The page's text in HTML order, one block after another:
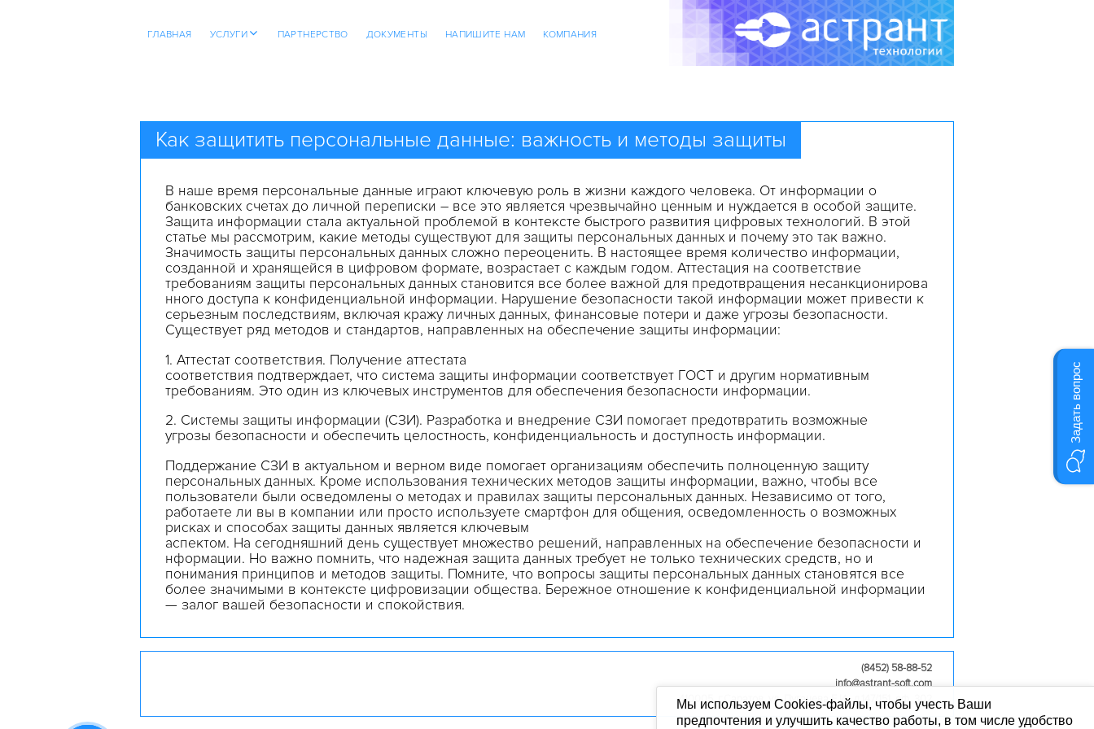
ГЛАВНАЯ УСЛУГИ open
ПАРТНЕРСТВО ДОКУМЕНТЫ НАПИШИТЕ НАМ КОМПАНИЯ
Как защитить персональные данные: важность и методы защиты
В наше время персональные данные играют ключевую роль в жизни каждого человека. От информации о
банковских счетах до личной переписки – все это является чрезвычайно ценным и нуждается в особой защите.
Защита информации стала актуальной проблемой в контексте быстрого развития цифровых технологий. В этой
статье мы рассмотрим, какие методы существуют для защиты персональных данных и почему это так важно.
Значимость защиты персональных данных сложно переоценить. В настоящее время количество информации,
созданной и хранящейся в цифровом формате, возрастает с каждым годом. Аттестация на соответствие
требованиям защиты персональных данных становится все более важной для предотвращения несанкционирова
нного доступа к конфиденциальной информации. Нарушение безопасности такой информации может привести к
серьезным последствиям, включая кражу личных данных, финансовые потери и даже угрозы безопасности.
Существует ряд методов и стандартов, направленныхна обеспечение защиты информации:
1. Аттестат соответствия. Получение аттестата
соответствия подтверждает, что система защиты информации соответствует ГОСТ и другим нормативным
требованиям. Это один из ключевых инструментов для обеспечения безопасности информации.
2. Системы защиты информации (СЗИ). Разработка и внедрение СЗИ помогает предотвратить возможные
угрозы безопасности и обеспечить целостность, конфиденциальность и доступность информации.
Поддержание СЗИ в актуальном и верном виде помогает организациям обеспечить полноценную защиту
персональных данных. Кроме использования технических методов защиты информации, важно, чтобы все
пользователи были осведомлены о методах и правилах защиты персональных данных. Независимо от того,
работаете ли вы в компании или просто используете смартфон для общения, осведомленность о возможных
рисках и способах защиты данных является ключевым
аспектом. На сегодняшний день существует множество решений, направленных на обеспечение безопасности и
нформации. Но важно помнить, что надежная защита данных требует не только технических средств, но и
понимания принципов и методов защиты. Помните, что вопросы защиты персональных данных становятся все
более значимыми в контексте цифровизации общества. Бережное отношение к конфиденциальной информации
— залог вашей безопасности и спокойствия.
(8452) 58-88-52
info@astrant-soft.com
410005, г.Саратов, ул. Пугачева Е.И., д.147/151, оф. 302
Мы используем Cookies-файлы, чтобы учесть Ваши
предпочтения и улучшить качество работы, в том числе удобство
Задать вопрос